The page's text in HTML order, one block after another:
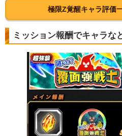
極限Z覚醒キャラ評価
ミッション報酬でキャラな